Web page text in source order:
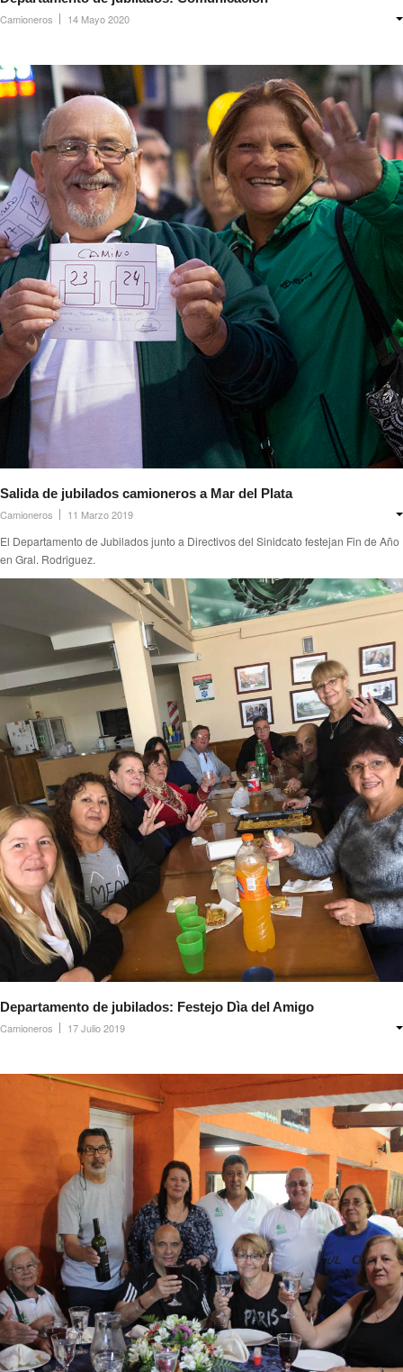
Noticias ramas
Atención Transitoria de Anses ULAT
CCT 40/89
Psicofísico
Obra social
Oschoca
Autoridades obra social
Clínicas de atención
Seccionales oschoca
Consultorios externos
Prevención
Medicamentos
Formularios
Beneficios
Farmacias
Autorizaciones PMI
Autorizaciones
Reintegros
Requisitos fertilidad
Credencial digital OSCHOCA
Coseguros y Exenciones
Ambulancias programadas
Política de Privacidad
Afiliación
Requisitos afiliación
Formularios de afliación
Afiliación de familiares
Afiliación Plan materno
Otros trámites
Discapacidad: presupuesto / requisitos 2026
Contáctenos
Camioneros 14 Mayo 2020
Salida de jubilados camioneros a Mar del Plata
Camioneros 11 Marzo 2019
El Departamento de Jubilados junto a Directivos del Sinidcato festejan Fin de Año
en Gral. Rodriguez.
Departamento de jubilados: Festejo Dìa del Amigo
Camioneros 17 Julio 2019